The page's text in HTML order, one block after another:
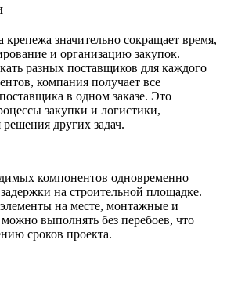
крепежа значительно сокращает время,
и организацию закупок.
разных поставщиков для каждого
компания получает все
в одном заказе. Это
закупки и логистики,
других задач.
компонентов одновременно
на строительной площадке.
на месте, монтажные и
выполнять без перебоев, что
сроков проекта.